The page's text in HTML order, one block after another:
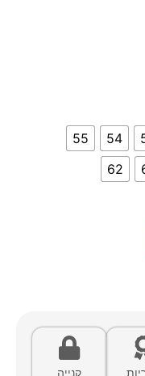
54
55
62
קנייה